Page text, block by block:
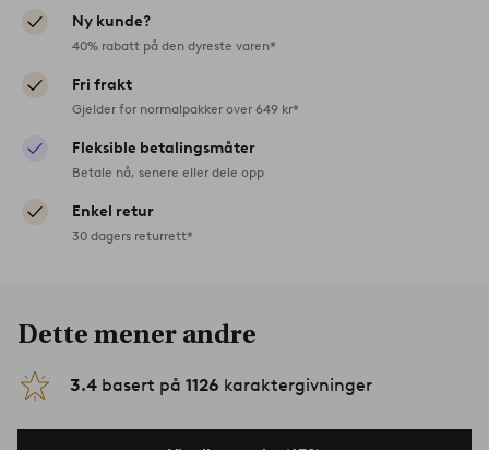
Ny kunde?
40% rabatt på den dyreste varen*
Fri frakt
Gjelder for normalpakker over 649 kr*
Fleksible betalingsmåter
Betale nå, senere eller dele opp
Enkel retur
30 dagers returrett*
Dette mener andre
3.4 basert på 1126 karaktergivninger